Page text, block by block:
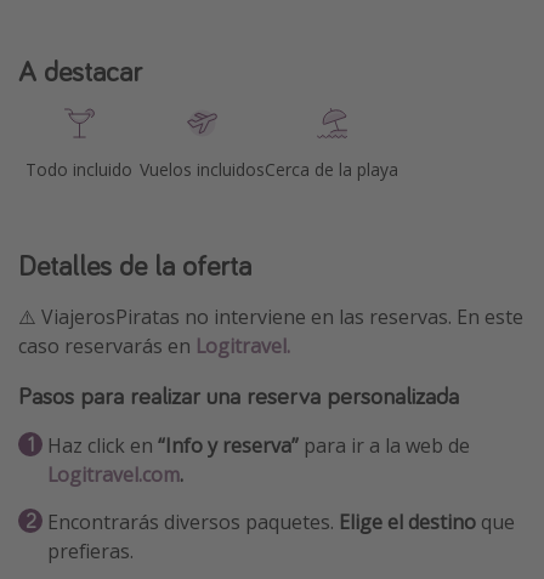
A destacar
Todo incluido Vuelos incluidosCerca de la playa
Detalles de la oferta
⚠️ ViajerosPiratas no interviene en las reservas. En este
caso reservarás en Logitravel.
Pasos para realizar una reserva personalizada
Haz click en “Info y reserva” para ir a la web de
Logitravel.com.
Encontrarás diversos paquetes. Elige el destino que
prefieras.